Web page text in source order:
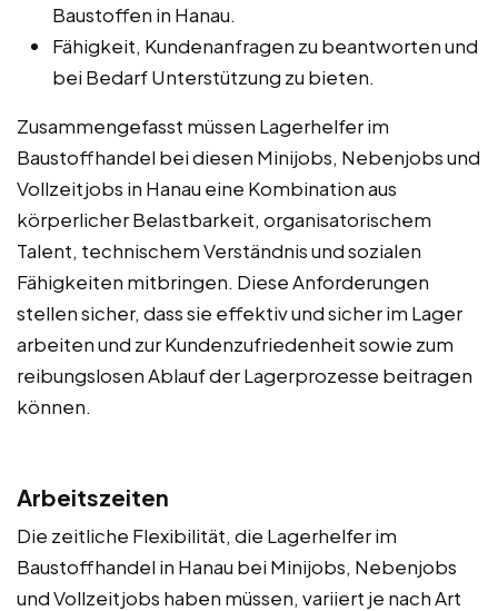
Baustoffen in Hanau.
Fähigkeit, Kundenanfragen zu beantworten und
bei Bedarf Unterstützung zu bieten.
Zusammengefasst müssen Lagerhelfer im
Baustoffhandel bei diesen Minijobs, Nebenjobs und
Vollzeitjobs in Hanau eine Kombination aus
körperlicher Belastbarkeit, organisatorischem
Talent, technischem Verständnis und sozialen
Fähigkeiten mitbringen. Diese Anforderungen
stellen sicher, dass sie effektiv und sicher im Lager
arbeiten und zur Kundenzufriedenheit sowie zum
reibungslosen Ablauf der Lagerprozesse beitragen
können.
Arbeitszeiten
Die zeitliche Flexibilität, die Lagerhelfer im
Baustoffhandel in Hanau bei Minijobs, Nebenjobs
und Vollzeitjobs haben müssen, variiert je nach Art